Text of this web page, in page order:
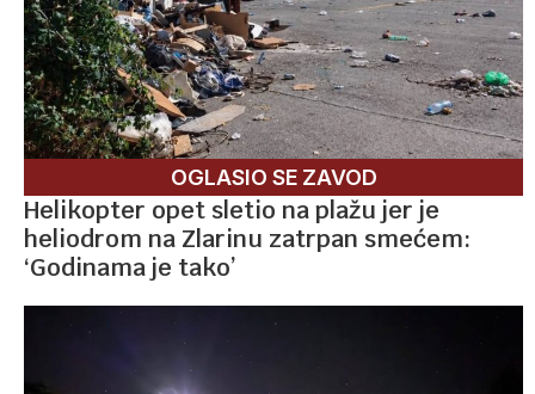
OGLASIO SE ZAVOD
Helikopter opet sletio na plažu jer je
heliodrom na Zlarinu zatrpan smećem:
‘Godinama je tako’